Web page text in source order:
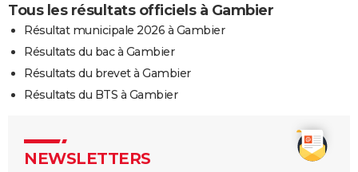
Tous les résultats officiels à Gambier
Résultat municipale 2026 à Gambier
Résultats du bac à Gambier
Résultats du brevet à Gambier
Résultats du BTS à Gambier
NEWSLETTERS